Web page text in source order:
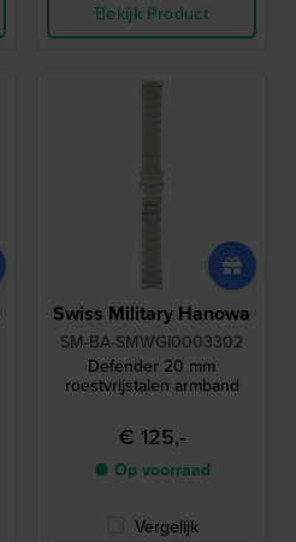
Bekijk Product
Swiss Military Hanowa
SM-BA-SMWGI0003302
Defender 20 mm
roestvrijstalen armband
€ 125,-
● Op voorraad
Vergelijk